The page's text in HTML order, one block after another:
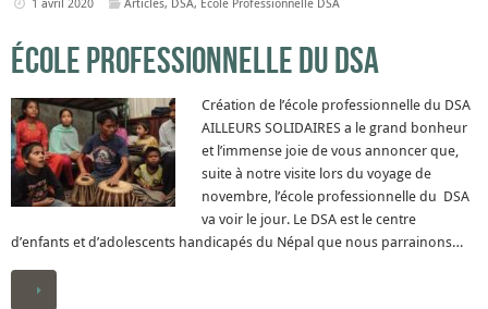
École professionnelle du DSA
Création de l’école professionnelle du DSA
AILLEURS SOLIDAIRES a le grand bonheur
et l’immense joie de vous annoncer que,
suite à notre visite lors du voyage de
novembre, l’école professionnelle du DSA
va voir le jour. Le DSA est le centre
d’enfants et d’adolescents handicapés du Népal que nous parrainons…